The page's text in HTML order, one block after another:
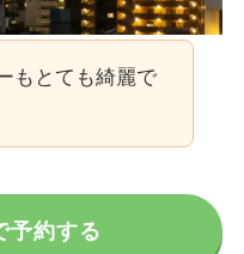
もとても綺麗で
予約する